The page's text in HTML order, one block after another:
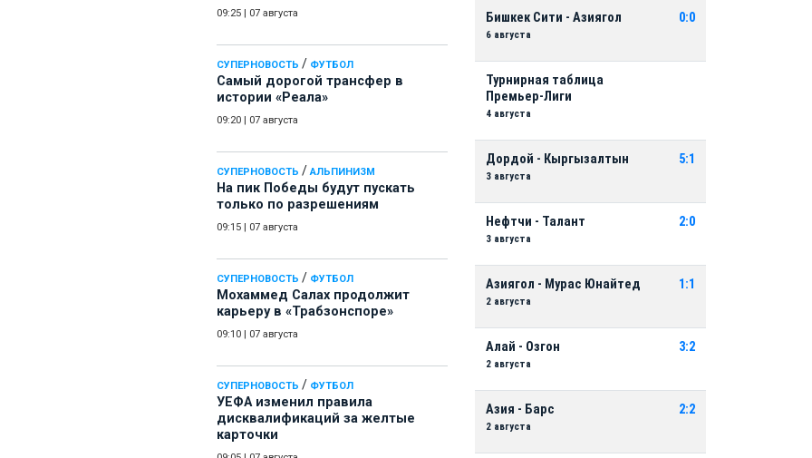
09:25 07 августа
СУПЕРНОВОСТЬ / ФУТБОЛ
Самый дорогой трансфер в
истории «Реала»
09:20 07 августа
СУПЕРНОВОСТЬ / АЛЬПИНИЗМ
На пик Победы будут пускать
только по разрешениям
09:15 07 августа
СУПЕРНОВОСТЬ / ФУТБОЛ
Мохаммед Салах продолжит
карьеру в «Трабзонспоре»
09:10 07 августа
СУПЕРНОВОСТЬ / ФУТБОЛ
УЕФА изменил правила
дисквалификаций за желтые
карточки
Бишкек Сити - Азиягол
6 августа
0:0
Турнирная таблица
Премьер-Лиги
4 августа
Дордой - Кыргызалтын
3 августа
5:1
Нефтчи - Талант
3 августа
2:0
Азиягол - Мурас Юнайтед
2 августа
1:1
Алай - Озгон
2 августа
3:2
Азия - Барс
2 августа
2:2